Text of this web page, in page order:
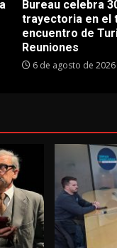
Bureau celebra
trayectoria en el
encuentro de
Reuniones
6 de agosto de 2026